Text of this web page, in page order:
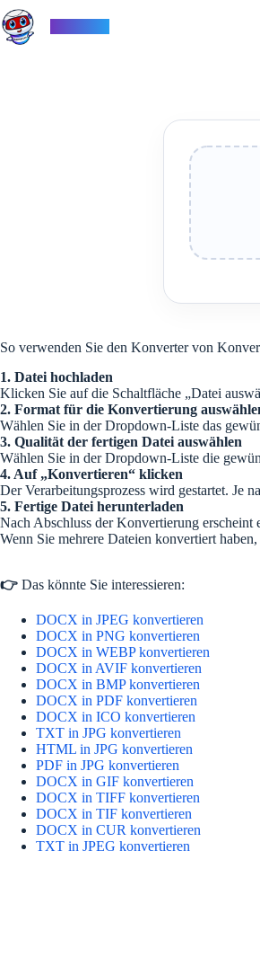
Zum
Inhalt
springen
So verwenden Sie den Konverter von
1. Datei hochladen
Klicken Sie auf die Schaltfläche „Datei
2. Format für die Konvertierung
Wählen Sie in der Dropdown-Liste das
3. Qualität der fertigen Datei auswählen
Wählen Sie in der Dropdown-Liste die
4. Auf „Konvertieren“ klicken
Der Verarbeitungsprozess wird gestartet. Je
5. Fertige Datei herunterladen
Nach Abschluss der Konvertierung erscheint
Wenn Sie mehrere Dateien konvertiert
👉 Das könnte Sie interessieren:
DOCX in JPEG konvertieren
DOCX in PNG konvertieren
DOCX in WEBP konvertieren
DOCX in AVIF konvertieren
DOCX in BMP konvertieren
DOCX in PDF konvertieren
DOCX in ICO konvertieren
TXT in JPG konvertieren
HTML in JPG konvertieren
PDF in JPG konvertieren
DOCX in GIF konvertieren
DOCX in TIFF konvertieren
DOCX in TIF konvertieren
DOCX in CUR konvertieren
TXT in JPEG konvertieren